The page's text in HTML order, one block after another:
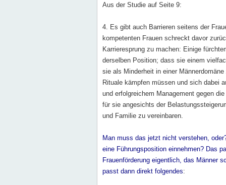
Aus der Studie auf Seite 9:
4. Es gibt auch Barrieren seitens der
kompetenten Frauen schreckt davor
Karrieresprung zu machen: Einige
derselben Position; dass sie einem
sie als Minderheit in einer
Rituale kämpfen müssen und sich dabei
und erfolgreichem Management gegen
für sie angesichts der
und Familie zu vereinbaren.
Man muss das jetzt nicht verstehen,
eine Führungsposition einnehmen? Das
Frauenförderung eigentlich, das Männer
passt dann direkt folgendes: